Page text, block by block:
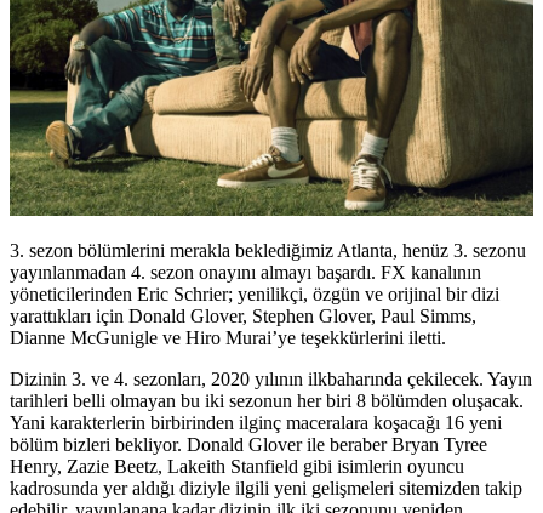
3. sezon bölümlerini merakla beklediğimiz Atlanta, henüz 3. sezonu
yayınlanmadan 4. sezon onayını almayı başardı. FX kanalının
yöneticilerinden Eric Schrier; yenilikçi, özgün ve orijinal bir dizi
yarattıkları için Donald Glover, Stephen Glover, Paul Simms,
Dianne McGunigle ve Hiro Murai’ye teşekkürlerini iletti.
Dizinin 3. ve 4. sezonları, 2020 yılının ilkbaharında çekilecek. Yayın
tarihleri belli olmayan bu iki sezonun her biri 8 bölümden oluşacak.
Yani karakterlerin birbirinden ilginç maceralara koşacağı 16 yeni
bölüm bizleri bekliyor. Donald Glover ile beraberBryan Tyree
Henry, Zazie Beetz, Lakeith Stanfield gibi isimlerin oyuncu
kadrosunda yer aldığı diziyle ilgili yeni gelişmeleri sitemizden takip